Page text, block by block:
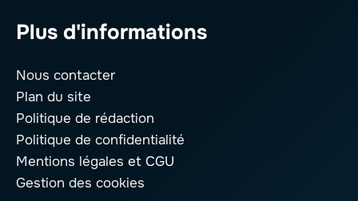
Plus d'informations
Nous contacter
Plan du site
Politique de rédaction
Politique de confidentialité
Mentions légales et CGU
Gestion des cookies